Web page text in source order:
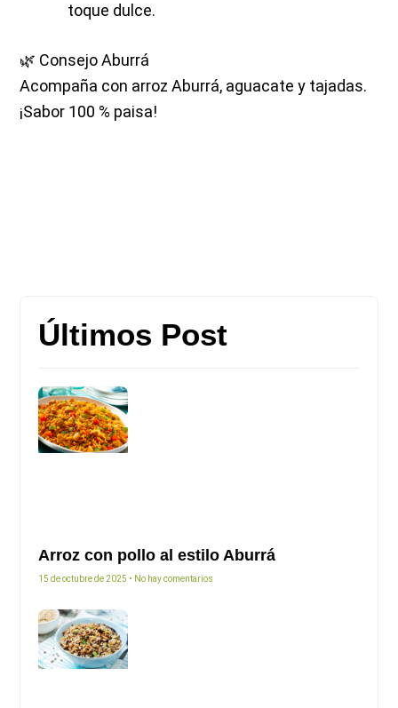
toque dulce.
🌿 Consejo Aburrá
Acompaña con arroz Aburrá, aguacate y tajadas.
¡Sabor 100 % paisa!
Últimos Post
Arroz con pollo al estilo Aburrá
15 de octubre de 2025 No hay comentarios